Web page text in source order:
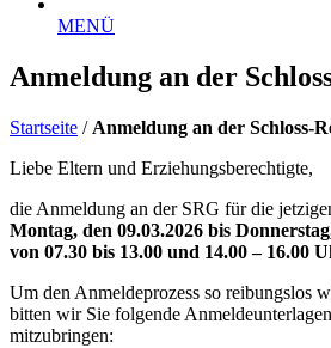
MENÜ
Anmeldung an der
Startseite / Anmeldung an der Schloss-
Liebe Eltern und Erziehungsberechtigte,
die Anmeldung an der SRG für die
Montag, den 09.03.2026 bis
von 07.30 bis 13.00 und 14.00 – 16.00
Um den Anmeldeprozess so reibungslos
bitten wir Sie folgende
mitzubringen: